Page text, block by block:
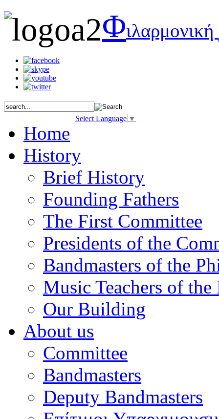
Φιλαρμονική
Select Language ▼
Home
History
Brief History
Founding Fathers
The First Committee
Presidents of the
Bandmasters of the
Music Teachers of
Our Building
About us
Committee
Bandmasters
Deputy Bandmasters